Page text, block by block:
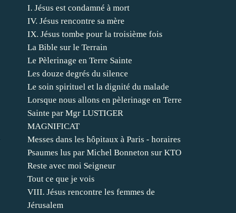
I. Jésus est condamné à mort
IV. Jésus rencontre sa mère
IX. Jésus tombe pour la troisième fois
La Bible sur le Terrain
Le Pèlerinage en Terre Sainte
Les douze degrés du silence
Le soin spirituel et la dignité du malade
Lorsque nous allons en pèlerinage en Terre
Sainte par Mgr LUSTIGER
MAGNIFICAT
Messes dans les hôpitaux à Paris - horaires
Psaumes lus par Michel Bonneton sur KTO
Reste avec moi Seigneur
Tout ce que je vois
VIII. Jésus rencontre les femmes de
Jérusalem